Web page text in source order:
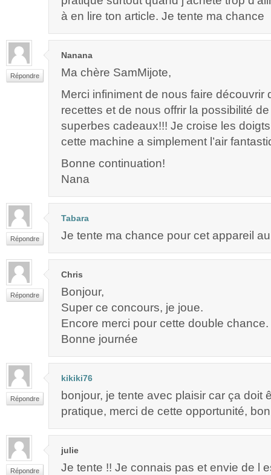
à en lire ton article. Je tente ma chance
Répondre
Nanana
Ma chère SamMijote,
Merci infiniment de nous faire découvrir
recettes et de nous offrir la possibilité
superbes cadeaux!!! Je croise les
cette machine a simplement l’air
Bonne continuation!
Nana
Répondre
Tabara
Je tente ma chance pour cet appareil
Répondre
Chris
Bonjour,
Super ce concours, je joue.
Encore merci pour cette double chance.
Bonne journée
Répondre
kikiki76
bonjour, je tente avec plaisir car ça doit
pratique, merci de cette opportunité,
Répondre
julie
Je tente !! Je connais pas et envie de l